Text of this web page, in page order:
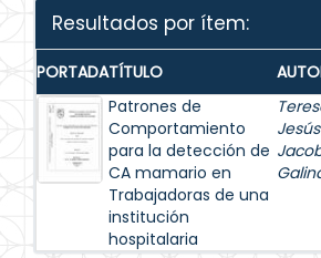
Resultados por ítem:
PORTADATÍTULO
Patrones de
Comportamiento
para la detección de
CA mamario en
Trabajadoras de una
institución
hospitalaria
Jesús